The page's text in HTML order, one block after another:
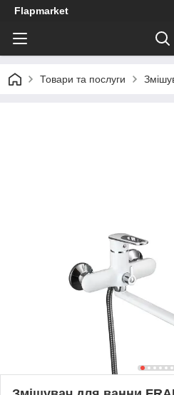
Flapmarket
Товари та послуги